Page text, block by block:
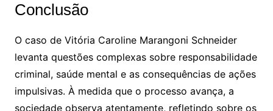
Conclusão
O caso de Vitória Caroline Marangoni Schneider
levanta questões complexas sobre responsabilidade
criminal, saúde mental e as consequências de ações
impulsivas. À medida que o processo avança, a
sociedade observa atentamente, refletindo sobre os